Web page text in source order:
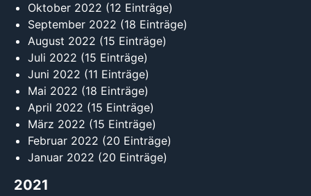
Oktober 2022 (12 Einträge)
September 2022 (18 Einträge)
August 2022 (15 Einträge)
Juli 2022 (15 Einträge)
Juni 2022 (11 Einträge)
Mai 2022 (18 Einträge)
April 2022 (15 Einträge)
März 2022 (15 Einträge)
Februar 2022 (20 Einträge)
Januar 2022 (20 Einträge)
2021